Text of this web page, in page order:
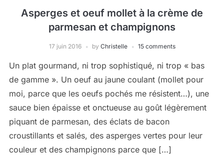
Asperges et oeuf mollet à la crème de
parmesan et champignons
17 juin 2016 by Christelle 15 comments
Un plat gourmand, ni trop sophistiqué, ni trop « bas
de gamme ». Un oeuf au jaune coulant (mollet pour
moi, parce que les oeufs pochés me résistent…), une
sauce bien épaisse et onctueuse au goût légèrement
piquant de parmesan, des éclats de bacon
croustillants et salés, des asperges vertes pour leur
couleur et des champignons parce que […]